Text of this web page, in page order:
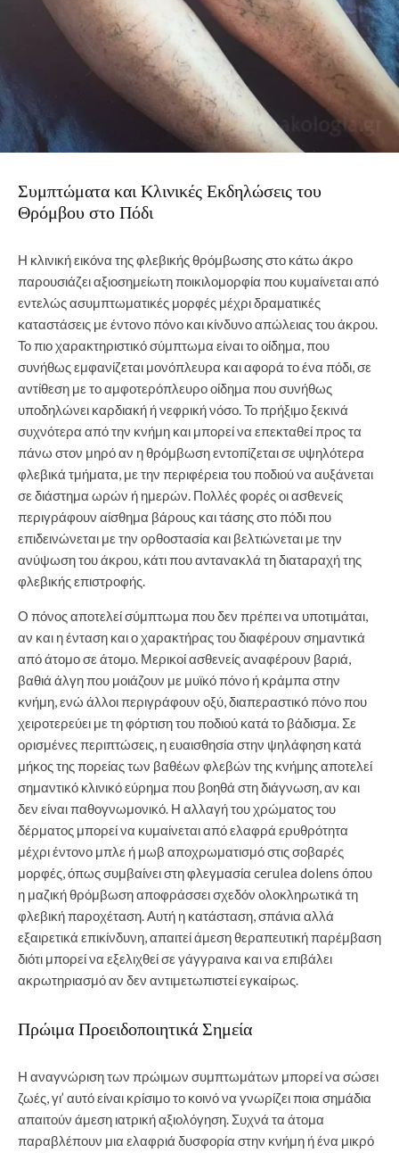
Συμπτώματα και Κλινικές Εκδηλώσεις του
Θρόμβου στο Πόδι
Η κλινική εικόνα της φλεβικής θρόμβωσης στο κάτω άκρο
παρουσιάζει αξιοσημείωτη ποικιλομορφία που κυμαίνεται από
εντελώς ασυμπτωματικές μορφές μέχρι δραματικές
καταστάσεις με έντονο πόνο και κίνδυνο απώλειας του άκρου.
Το πιο χαρακτηριστικό σύμπτωμα είναι το οίδημα, που
συνήθως εμφανίζεται μονόπλευρα και αφορά το ένα πόδι, σε
αντίθεση με το αμφοτερόπλευρο οίδημα που συνήθως
υποδηλώνει καρδιακή ή νεφρική νόσο. Το πρήξιμο ξεκινά
συχνότερα από την κνήμη και μπορεί να επεκταθεί προς τα
πάνω στον μηρό αν η θρόμβωση εντοπίζεται σε υψηλότερα
φλεβικά τμήματα, με την περιφέρεια του ποδιού να αυξάνεται
σε διάστημα ωρών ή ημερών. Πολλές φορές οι ασθενείς
περιγράφουν αίσθημα βάρους και τάσης στο πόδι που
επιδεινώνεται με την ορθοστασία και βελτιώνεται με την
ανύψωση του άκρου, κάτι που αντανακλά τη διαταραχή της
φλεβικής επιστροφής.
Ο πόνος αποτελεί σύμπτωμα που δεν πρέπει να υποτιμάται,
αν και η ένταση και ο χαρακτήρας του διαφέρουν σημαντικά
από άτομο σε άτομο. Μερικοί ασθενείς αναφέρουν βαριά,
βαθιά άλγη που μοιάζουν με μυϊκό πόνο ή κράμπα στην
κνήμη, ενώ άλλοι περιγράφουν οξύ, διαπεραστικό πόνο που
χειροτερεύει με τη φόρτιση του ποδιού κατά το βάδισμα. Σε
ορισμένες περιπτώσεις, η ευαισθησία στην ψηλάφηση κατά
μήκος της πορείας των βαθέων φλεβών της κνήμης αποτελεί
σημαντικό κλινικό εύρημα που βοηθά στη διάγνωση, αν και
δεν είναι παθογνωμονικό. Η αλλαγή του χρώματος του
δέρματος μπορεί να κυμαίνεται από ελαφρά ερυθρότητα
μέχρι έντονο μπλε ή μωβ αποχρωματισμό στις σοβαρές
μορφές, όπως συμβαίνει στη φλεγμασία cerulea dolens όπου
η μαζική θρόμβωση αποφράσσει σχεδόν ολοκληρωτικά τη
φλεβική παροχέταση. Αυτή η κατάσταση, σπάνια αλλά
εξαιρετικά επικίνδυνη, απαιτεί άμεση θεραπευτική παρέμβαση
διότι μπορεί να εξελιχθεί σε γάγγραινα και να επιβάλει
ακρωτηριασμό αν δεν αντιμετωπιστεί εγκαίρως.
Πρώιμα Προειδοποιητικά Σημεία
Η αναγνώριση των πρώιμων συμπτωμάτων μπορεί να σώσει
ζωές, γι’ αυτό είναι κρίσιμο το κοινό να γνωρίζει ποια σημάδια
απαιτούν άμεση ιατρική αξιολόγηση. Συχνά τα άτομα
παραβλέπουν μια ελαφριά δυσφορία στην κνήμη ή ένα μικρό